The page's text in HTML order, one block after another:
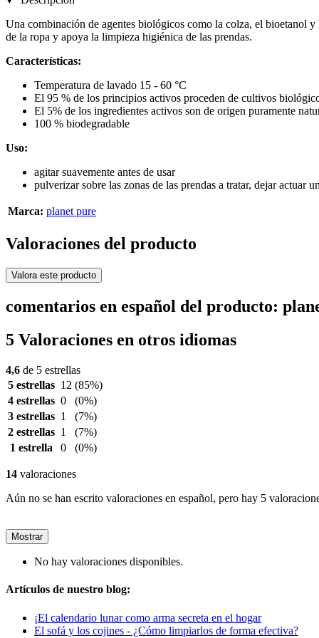
Una combinación de agentes biológicos como la colza, el bioetanol y
de la ropa y apoya la limpieza higiénica de las prendas.
Características:
Temperatura de lavado 15 - 60 °C
El 95 % de los principios activos proceden de cultivos
El 5% de los ingredientes activos son de origen puramente
100 % biodegradable
Uso:
agitar suavemente antes de usar
pulverizar sobre las zonas de las prendas a tratar, dejar actuar
Marca: planet pure
Valoraciones del producto
Valora este producto
comentarios en español del producto:
5 Valoraciones en otros idiomas
4,6 de 5 estrellas
5 estrellas 12 (85%)
4 estrellas 0
(0%)
3 estrellas 1
(7%)
2 estrellas 1
(7%)
1 estrella
0 (0%)
14 valoraciones
Aún no se han escrito valoraciones en español, pero hay 5
Mostrar
No hay valoraciones disponibles.
Artículos de nuestro blog:
¡El calendario lunar como arma secreta en el hogar
El sofá y los cojines - ¿Cómo limpiarlos de forma efectiva?